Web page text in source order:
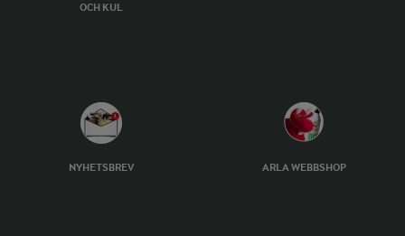
OCH KUL
NYHETSBREV ARLA WEBBSHOP